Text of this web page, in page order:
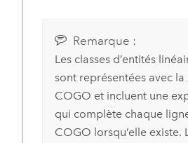
Remarque :
Les classes d’entités
sont représentées avec
COGO et incluent une
qui complète chaque
COGO lorsqu’elle existe.